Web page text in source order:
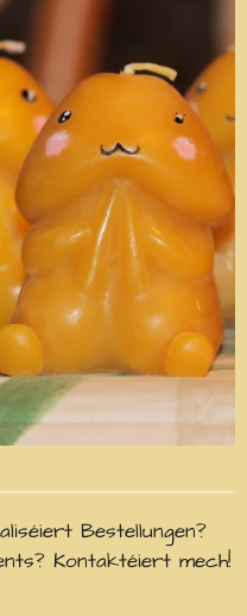
Bestellungen?
Kontaktéiert mech!